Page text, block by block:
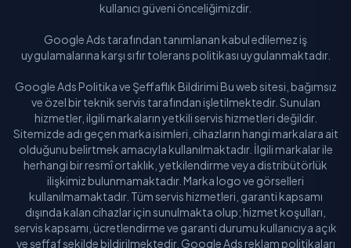
kullanıcı güveni önceliğimizdir.
Google Ads tarafından tanımlanan kabul edilemez iş
uygulamalarına karşı sıfır tolerans politikası uygulanmaktadır.
Google Ads Politika ve Şeffaflık Bildirimi Bu web sitesi, bağımsız
ve özel bir teknik servis tarafından işletilmektedir. Sunulan
hizmetler, ilgili markaların yetkili servis hizmetleri değildir.
Sitemizde adı geçen marka isimleri, cihazların hangi markalara ait
olduğunu belirtmek amacıyla kullanılmaktadır. İlgili markalar ile
herhangi bir resmî ortaklık, yetkilendirme veya distribütörlük
ilişkimiz bulunmamaktadır. Marka logo ve görselleri
kullanılmamaktadır. Tüm servis hizmetleri, garanti kapsamı
dışında kalan cihazlar için sunulmakta olup; hizmet koşulları,
servis kapsamı, ücretlendirme ve garanti durumu kullanıcıya açık
ve şeffaf şekilde bildirilmektedir. Google Ads reklam politikaları